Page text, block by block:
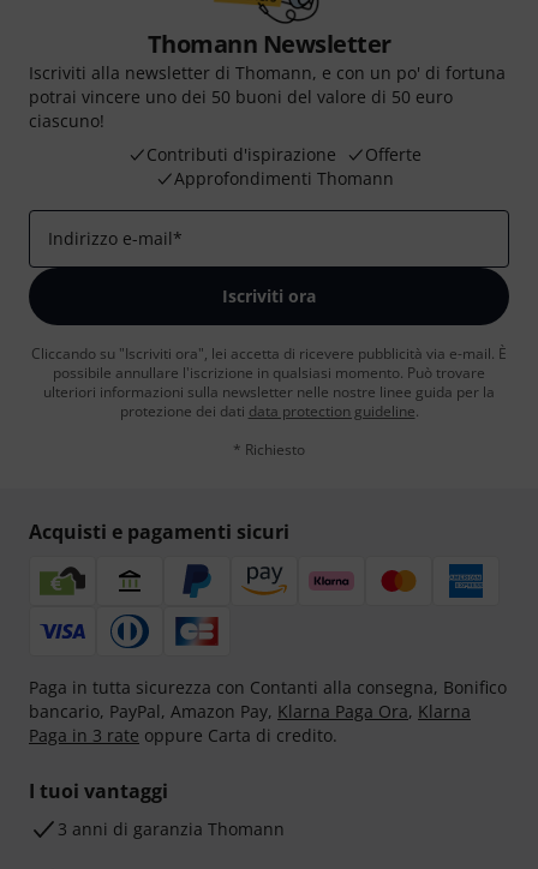
Thomann Newsletter
Iscriviti alla newsletter di Thomann, e con un po' di fortuna
potrai vincere uno dei 50 buoni del valore di 50 euro
ciascuno!
Contributi d'ispirazione
Offerte
Approfondimenti Thomann
Indirizzo e-mail*
Iscriviti ora
Cliccando su "Iscriviti ora", lei accetta di ricevere pubblicità via e-mail. È
possibile annullare l'iscrizione in qualsiasi momento. Può trovare
ulteriori informazioni sulla newsletter nelle nostre linee guida per la
protezione dei dati data protection guideline.
* Richiesto
Acquisti e pagamenti sicuri
Paga in tutta sicurezza con Contanti alla consegna, Bonifico
bancario, PayPal, Amazon Pay, Klarna Paga Ora, Klarna
Paga in 3 rate oppure Carta di credito.
I tuoi vantaggi
3 anni di garanzia Thomann